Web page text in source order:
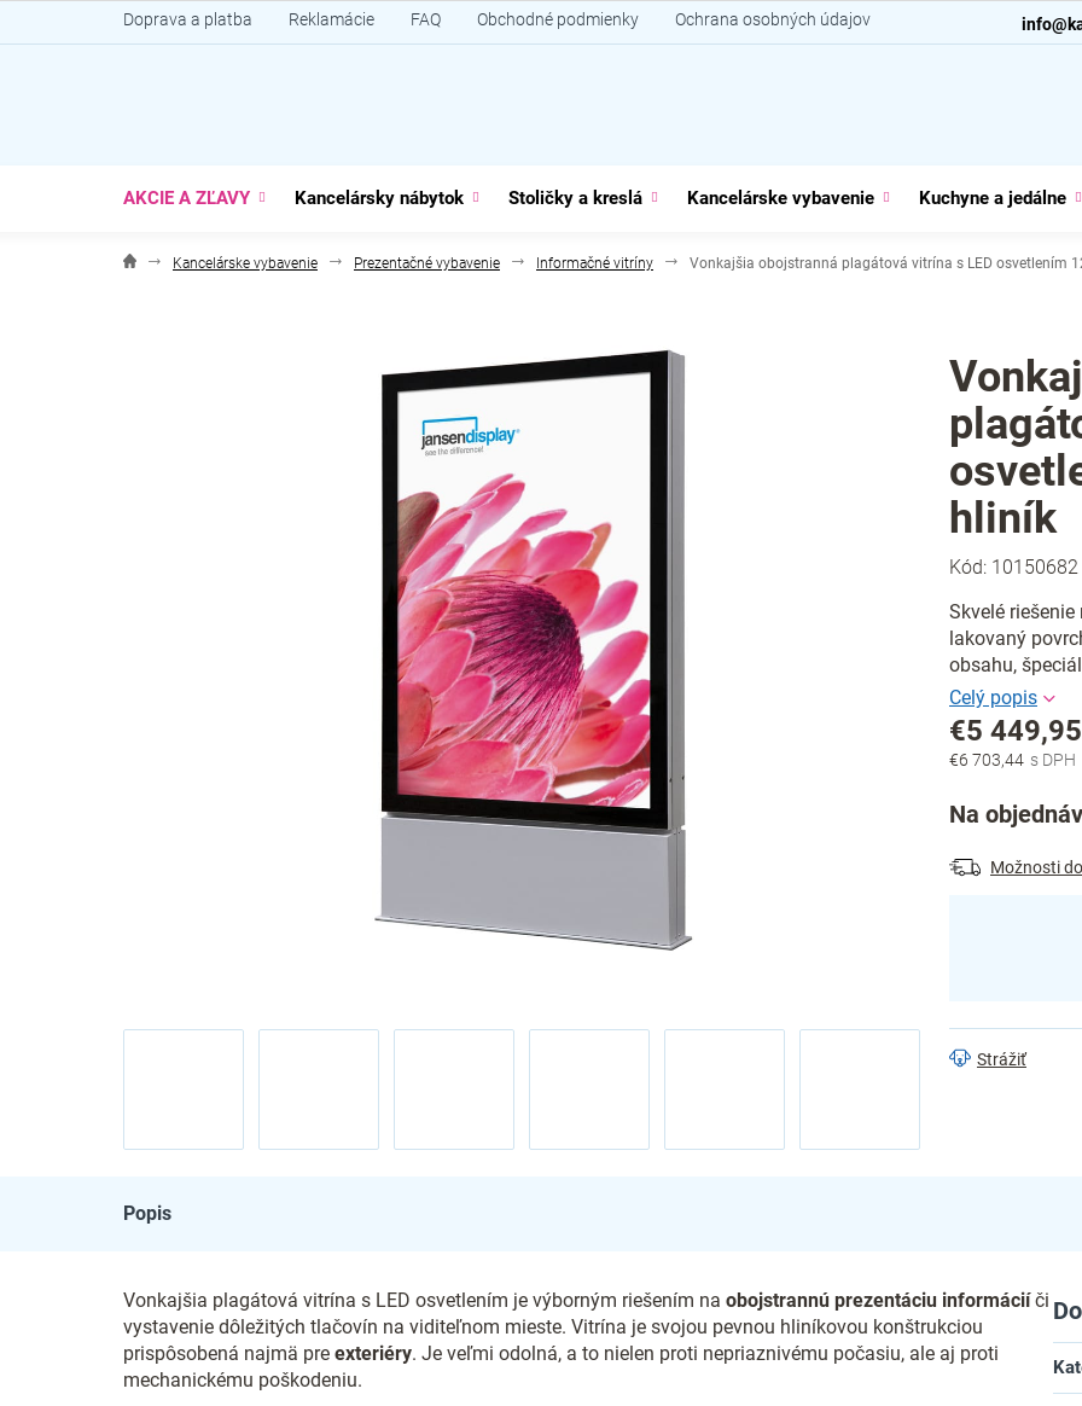
na
Doprava a platba Reklamácie FAQ Obchodné podmienky Ochrana osobných údajov
AKCIE A ZĽAVY Kancelársky nábytok Stoličky a kreslá Kancelárske vybavenie Kuchyne a jedálne
Kancelárske vybavenie Prezentačné vybavenie Informačné vitríny Vonkajšia obojstranná plagátová vitrína s LED osvetlením
hliník
Kód: 10150682
Skvelé
lakovaný
obsahu,
€6 703,44
€5
Jednotková
Na
Možnosti
Strážiť
Popis
Vonkajšia plagátová vitrína s LED osvetlením je výborným riešením na obojstrannú prezentáciu informáciíči
vystavenie dôležitých tlačovín na viditeľnom mieste. Vitrína je svojou pevnou hliníkovou konštrukciou
prispôsobená najmä pre exteriéry. Je veľmi odolná, a to nielen proti nepriaznivému počasiu, ale aj proti
mechanickému poškodeniu.